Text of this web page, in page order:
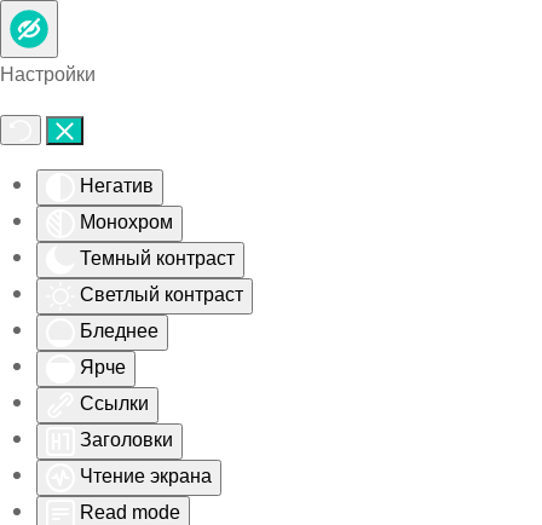
Настройки
Негатив
Монохром
Темный контраст
Светлый контраст
Бледнее
Ярче
Ссылки
Заголовки
Чтение экрана
Read mode
Skip to main content